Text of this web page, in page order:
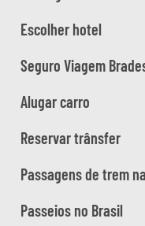
Escolher hotel
Seguro Viagem
Alugar carro
Reservar trânsfer
Passagens de trem
Passeios no Brasil